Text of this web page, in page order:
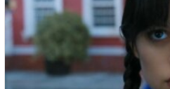
«Золотой глобус-2023»: